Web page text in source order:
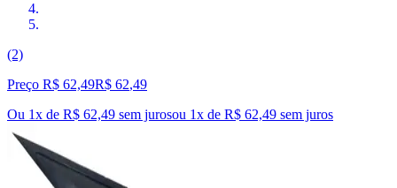
(2)
Preço R$ 62,49R$ 62,49
Ou 1x de R$ 62,49 sem jurosou 1x de R$ 62,49 sem juros